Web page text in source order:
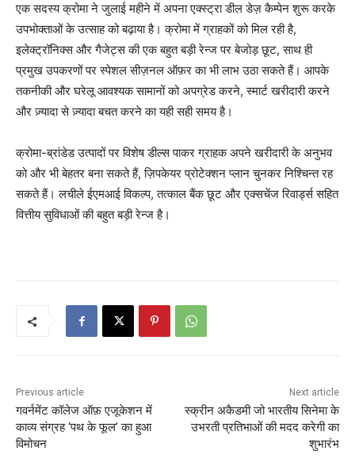
एक सदस्य क्रोमा ने जुलाई महीने में अपना एक्स्ट्रा डील डेज़ कैम्पेन शुरू करके
उपभोक्ताओं के उत्साह को बढ़ाया है। क्रोमा में ग्राहकों को मिल रही है,
इलेक्ट्रॉनिक्स और गैजेट्स की एक बहुत बड़ी रेन्ज पर बेजोड़ छूट, साथ ही
प्रमुख उपकरणों पर स्पेशल सीज़नल ऑफ़र का भी लाभ उठा सकते हैं। आपके
तकनीकी और घरेलू आवश्यक सामानों को अपग्रेड करने, स्मार्ट खरीदारी करने
और ज़्यादा से ज़्यादा बचत करने का यही सही समय है।
क्रोमा-ब्रांडेड उत्पादों पर विशेष डील्स पाकर ग्राहक अपने खरीदारी के अनुभव
को और भी बेहतर बना सकते हैं, ज़िपकेयर प्रोटेक्शन प्लान चुनकर निश्चिन्त रह
सकते हैं। लचीले ईएमआई विकल्प, तत्काल बैंक छूट और एक्सचेंज रिवार्ड्स सहित
वित्तीय सुविधाओं की बहुत बड़ी रेन्ज है।
Previous article
गवर्नमेंट कॉलेज ऑफ़ एजूकेशन में
काव्य संग्रह ‘पथ के फूल’ का हुआ
विमोचन
Next article
स्क्रीन अकैडमी जो भारतीय सिनेमा के
उभरती प्रतिभाओं की मदद करेगी का
शुभारंभ